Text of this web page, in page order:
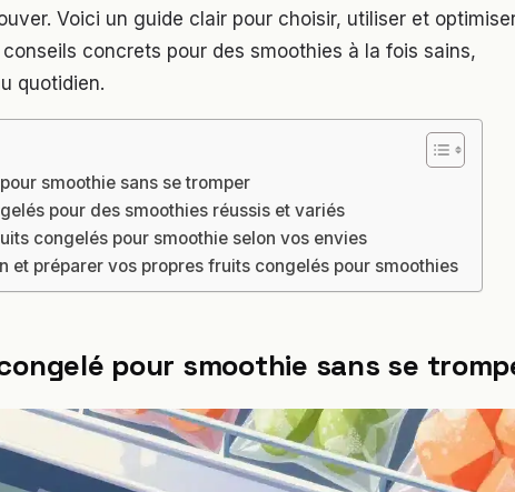
Voici un guide clair pour choisir, utiliser et
concrets pour des smoothies à la fois sains,
quotidien.
smoothie sans se tromper
pour des smoothies réussis et variés
congelés pour smoothie selon vos envies
et préparer vos propres fruits congelés pour smoothies
pour smoothie sans se